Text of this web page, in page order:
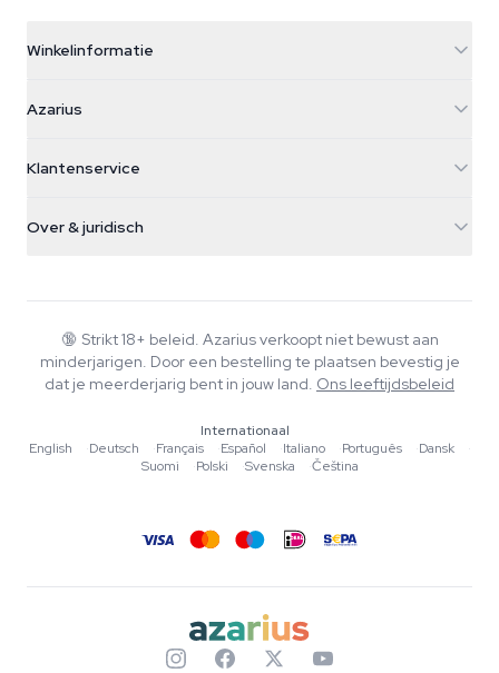
Winkelinformatie
Galvaniweg 11
Nederland
+31(0)204897914
Azarius
Smokeshop
Klantenservice
Retourbeleid
Veelgestelde vragen
Privacybeleid
Over & juridisch
Wiki
Muziek
Redactionele normen
Tools & Calculators
🔞 Strikt 18+ beleid. Azarius verkoopt niet bewust aan
minderjarigen. Door een bestelling te plaatsen bevestig je
dat je meerderjarig bent in jouw land. Ons leeftijdsbeleid
Internationaal
English
·Deutsch ·Français ·Español ·Italiano ·Português ·Dansk
·
Suomi
·Polski ·Svenska ·Čeština